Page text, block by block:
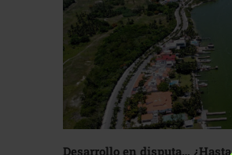
Desarrollo en disputa… ¿Hasta